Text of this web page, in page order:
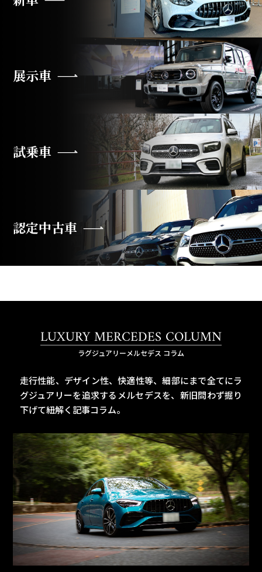
展示車
試乗車
認定中古車
LUXURY MERCEDES COLUMN
ラグジュアリーメルセデス コラム
走行性能、デザイン性、快適性等、細部にまで全てにラ
グジュアリーを追求するメルセデスを、 新旧問わず掘り
下げて紐解く記事コラム。